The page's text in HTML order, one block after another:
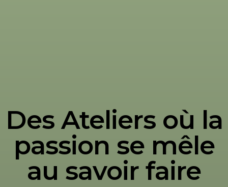
Des Ateliers où la
passion se mêle
au savoir faire